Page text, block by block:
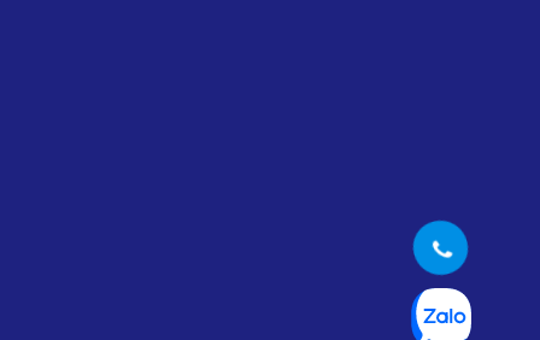
máy làm hộp cứng cao cấp tự động zk-660fcs